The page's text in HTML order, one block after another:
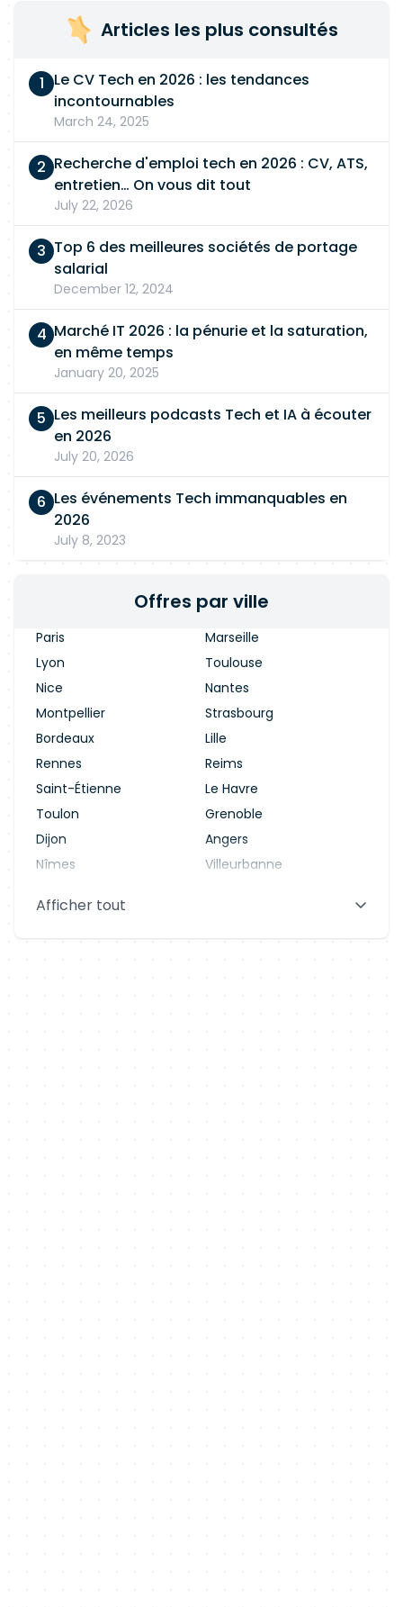
sécurité et des pratiques DevOps. Participer aux
cérémonies Agile et à la définition des user
Développement : Python, Flask, APIs REST.
Automatisation / IaC : Ansible (expert), Molecule,
scripting. CI/CD : GitLab CI, Pipelines, Artifactory,
JFrog. Conteneurisation :Docker, Podman.
Systèmes : Linux RHEL / CentOS, environnements
virtualisés. Bases de données : PostgreSQL, Redis.
Middleware : Apache, Tomcat. Méthodologie :
Agile Scrum / Kanban. Sécurité : bonnes
pratiques SSI et conformité.
Articles les plus consultés
Le CV Tech en 2026 : les tendances
incontournables
March 24, 2025
Recherche d'emploi tech en 2026 : CV, ATS,
entretien… On vous dit tout
July 22, 2026
Top 6 des meilleures sociétés de portage
salarial
December 12, 2024
Marché IT 2026 : la pénurie et la saturation,
en même temps
January 20, 2025
Les meilleurs podcasts Tech et IA à écouter
en 2026
July 20, 2026
Les événements Tech immanquables en
2026
July 8, 2023
Offres par ville
Paris
Marseille
Lyon
Toulouse
Nice
Nantes
Montpellier
Strasbourg
Bordeaux
Lille
Rennes
Reims
Saint-Étienne
Le Havre
Toulon
Grenoble
Dijon
Angers
Nîmes
Villeurbanne
Aix-en-Provence
Afficher tout